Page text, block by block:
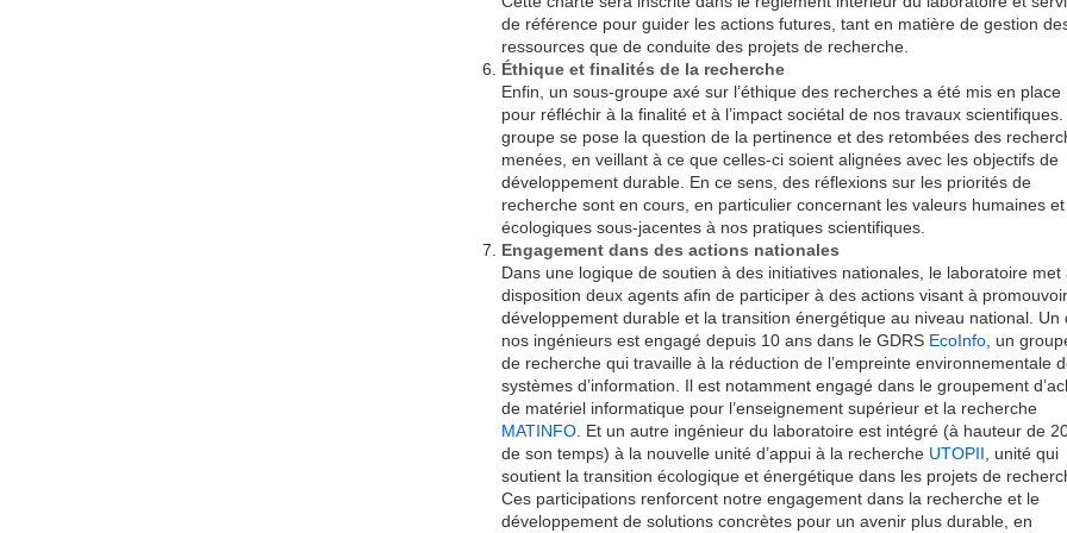
de référence pour guider les actions futures, tant en matière de gestion
ressources que de conduite des projets de recherche.
Éthique et finalités de la recherche
Enfin, un sous-groupe axé sur l’éthique des recherches a été mis en place
pour réfléchir à la finalité et à l’impact sociétal de nos travaux scientifiques.
groupe se pose la question de la pertinence et des retombées des
menées, en veillant à ce que celles-ci soient alignées avec les objectifs de
développement durable. En ce sens, des réflexions sur les priorités de
recherche sont en cours, en particulier concernant les valeurs humaines et
écologiques sous-jacentes à nos pratiques scientifiques.
Engagement dans des actions nationales
Dans une logique de soutien à des initiatives nationales, le laboratoire met
disposition deux agents afin de participer à des actions visant à
développement durable et la transition énergétique au niveau national. Un
nos ingénieurs est engagé depuis 10 ans dans le GDRS EcoInfo, un
de recherche qui travaille à la réduction de l’empreinte environnementale
systèmes d’information. Il est notamment engagé dans le groupement
de matériel informatique pour l’enseignement supérieur et la recherche
MATINFO. Et un autre ingénieur du laboratoire est intégré (à hauteur de
de son temps) à la nouvelle unité d’appui à la recherche UTOPII, unité qui
soutient la transition écologique et énergétique dans les projets de
Ces participations renforcent notre engagement dans la recherche et le
développement de solutions concrètes pour un avenir plus durable, en